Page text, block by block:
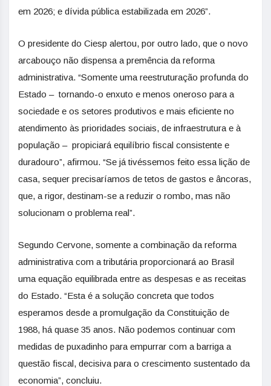
em 2026; e dívida pública estabilizada em 2026”.
O presidente do Ciesp alertou, por outro lado, que o novo
arcabouço não dispensa a premência da reforma
administrativa. “Somente uma reestruturação profunda do
Estado – tornando-o enxuto e menos oneroso para a
sociedade e os setores produtivos e mais eficiente no
atendimento às prioridades sociais, de infraestrutura e à
população – propiciará equilíbrio fiscal consistente e
duradouro”, afirmou. “Se já tivéssemos feito essa lição de
casa, sequer precisaríamos de tetos de gastos e âncoras,
que, a rigor, destinam-se a reduzir o rombo, mas não
solucionam o problema real”.
Segundo Cervone, somente a combinação da reforma
administrativa com a tributária proporcionará ao Brasil
uma equação equilibrada entre as despesas e as receitas
do Estado. “Esta é a solução concreta que todos
esperamos desde a promulgação da Constituição de
1988, há quase 35 anos. Não podemos continuar com
medidas de puxadinho para empurrar com a barriga a
questão fiscal, decisiva para o crescimento sustentado da
economia”, concluiu.